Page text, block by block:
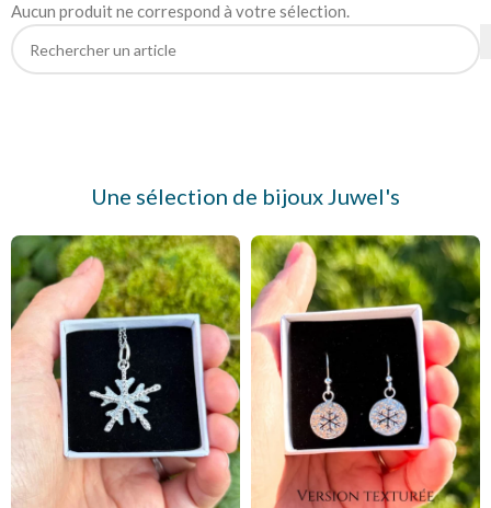
Aucun produit ne correspond à votre sélection.
Une sélection de bijoux Juwel's